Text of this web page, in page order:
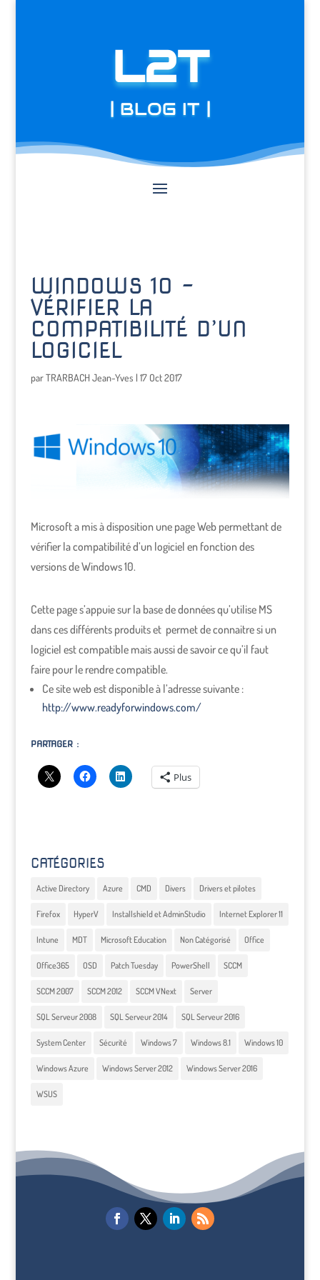
L2T
| BLOG IT |
WINDOWS 10 –
VÉRIFIER LA
COMPATIBILITÉ D’UN
LOGICIEL
parTRARBACH Jean-Yves | 17 Oct 2017
Microsoft a mis à disposition une page Web permettant de
vérifier la compatibilité d’un logiciel en fonction des
versions de Windows 10.
Cette page s’appuie sur la base de données qu’utilise MS
dans ces différents produits et permet de connaitre si un
logiciel est compatible mais aussi de savoir ce qu’il faut
faire pour le rendre compatible.
Ce site web est disponible à l’adresse suivante :
http://www.readyforwindows.com/
PARTAGER :
Plus
CATÉGORIES
Active Directory Azure CMD Divers Drivers et pilotes
Firefox HyperV Installshield et AdminStudio Internet Explorer 11
Intune MDT Microsoft Education Non Catégorisé Office
Office365 OSD Patch Tuesday PowerShell SCCM
SCCM 2007 SCCM 2012 SCCM VNext Server
SQL Serveur 2008 SQL Serveur 2014 SQL Serveur 2016
System Center Sécurité Windows 7 Windows 8.1 Windows 10
Windows Azure Windows Server 2012 Windows Server 2016
WSUS